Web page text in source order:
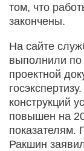
том, что
закончены.
На сайте
выполнили по
проектной
конструкций
повышен на
показателям.
Ракшин